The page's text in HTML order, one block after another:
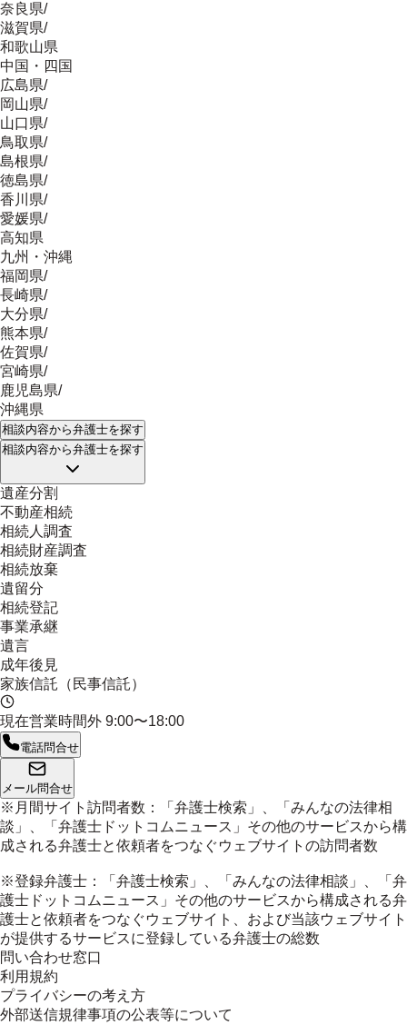
奈良県/
滋賀県/
和歌山県
中国・四国
広島県/
岡山県/
山口県/
鳥取県/
島根県/
徳島県/
香川県/
愛媛県/
高知県
九州・沖縄
福岡県/
長崎県/
大分県/
熊本県/
佐賀県/
宮崎県/
鹿児島県/
沖縄県
相談内容から弁護士を探す
相談内容から弁護士を探す
遺産分割
不動産相続
相続人調査
相続財産調査
相続放棄
遺留分
相続登記
事業承継
遺言
成年後見
家族信託（民事信託）
現在営業時間外 9:00〜18:00
電話問合せ
メール問合せ
※月間サイト訪問者数：「弁護士検索」、「みんなの法律相
談」、「弁護士ドットコムニュース」その他のサービスから構
成される弁護士と依頼者をつなぐウェブサイトの訪問者数
※登録弁護士：「弁護士検索」、「みんなの法律相談」、「弁
護士ドットコムニュース」その他のサービスから構成される弁
護士と依頼者をつなぐウェブサイト、および当該ウェブサイト
が提供するサービスに登録している弁護士の総数
問い合わせ窓口
利用規約
プライバシーの考え方
外部送信規律事項の公表等について